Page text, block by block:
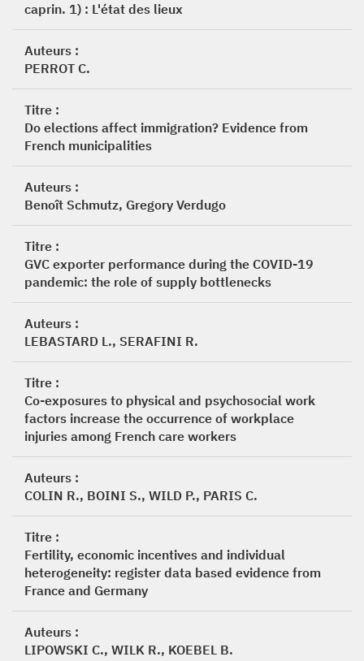
caprin. 1) : L'état des lieux
Auteurs :
PERROT C.
Titre :
Do elections affect immigration? Evidence from
French municipalities
Auteurs :
Benoît Schmutz, Gregory Verdugo
Titre :
GVC exporter performance during the COVID-19
pandemic: the role of supply bottlenecks
Auteurs :
LEBASTARD L., SERAFINI R.
Titre :
Co-exposures to physical and psychosocial work
factors increase the occurrence of workplace
injuries among French care workers
Auteurs :
COLIN R., BOINI S., WILD P., PARIS C.
Titre :
Fertility, economic incentives and individual
heterogeneity: register data based evidence from
France and Germany
Auteurs :
LIPOWSKI C., WILK R., KOEBEL B.